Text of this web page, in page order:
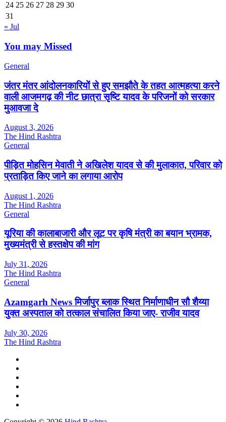
24 25 26 27 28 29 30
31
« Jul
You may Missed
General
जंतर मंतर आंदोलनकारियों से हुए समझौते के तहत आत्महत्या करने
वाली आजमगढ़ की नीट छात्रा सृष्टि यादव के परिजनों को सरकार
मुआवजा दे
August 3, 2026
The Hind Rashtra
General
पीड़ित मोहसिन मेवाती ने अखिलेश यादव से की मुलाकात, परिवार को
प्रताड़ित किए जाने का लगाया आरोप
August 1, 2026
The Hind Rashtra
General
यूरिया की कालाबाजारी और लूट पर कृषि मंत्री का बयान भ्रामक,
मुख्यमंत्री से हस्तक्षेप की मांग
July 31, 2026
The Hind Rashtra
General
Azamgarh News मिर्जापुर ब्लाक स्थित निर्माणाधीन सौ शैय्या
युक्त अस्पताल को तत्काल संचालित किया जाए- राजीव यादव
July 30, 2026
The Hind Rashtra